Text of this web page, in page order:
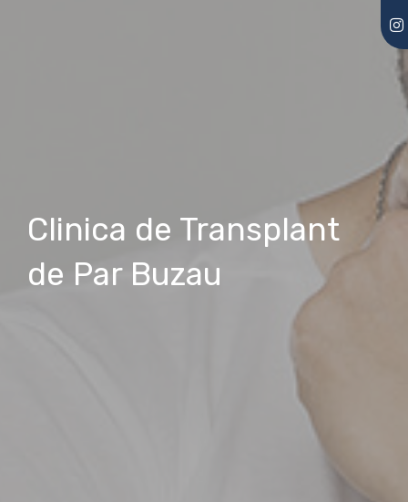
Clinica de Transplant
de Par Buzau